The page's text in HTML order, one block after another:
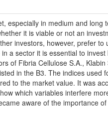
especially in medium and long
it is viable or not an
investors, however, prefer to
a sector it is essential to
of Fibria Cellulose S.A.,
in the B3. The indices used
to the market value. It was
which variables interfere
aware of the importance